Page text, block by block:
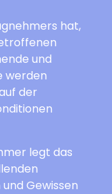
hat,
und
werden
der
legt das
Gewissen